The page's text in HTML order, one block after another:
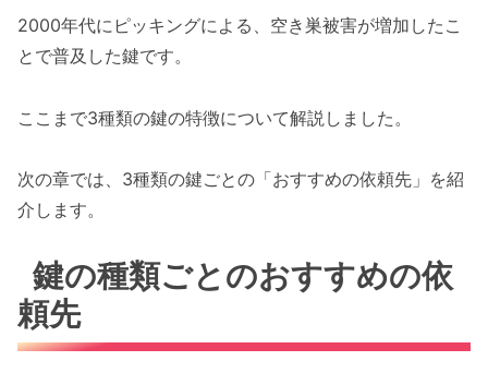
2000年代にピッキングによる、空き巣被害が増加したこ
とで普及した鍵です。
ここまで3種類の鍵の特徴について解説しました。
次の章では、3種類の鍵ごとの「おすすめの依頼先」を紹
介します。
鍵の種類ごとのおすすめの依
頼先